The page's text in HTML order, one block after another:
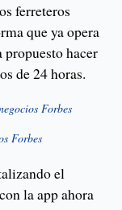
ferreteros
que ya opera
hacer
de 24 horas.
Forbes
Forbes
el
la app ahora